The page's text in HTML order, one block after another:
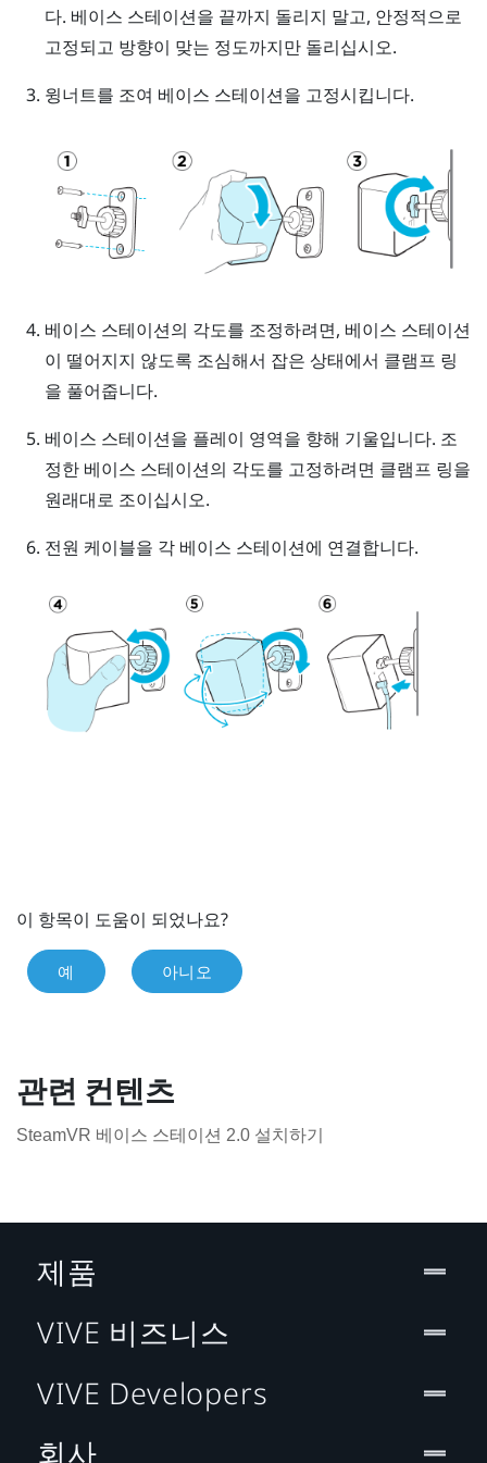
다. 베이스 스테이션을 끝까지 돌리지 말고, 안정적으로
고정되고 방향이 맞는 정도까지만 돌리십시오.
윙너트를 조여 베이스 스테이션을 고정시킵니다.
베이스 스테이션의 각도를 조정하려면, 베이스 스테이션
이 떨어지지 않도록 조심해서 잡은 상태에서 클램프 링
을 풀어줍니다.
베이스 스테이션을 플레이 영역을 향해 기울입니다. 조
정한 베이스 스테이션의 각도를 고정하려면 클램프 링을
원래대로 조이십시오.
전원 케이블을 각 베이스 스테이션에 연결합니다.
이 항목이 도움이 되었나요?
예 아니오
관련 컨텐츠
SteamVR 베이스 스테이션 2.0 설치하기
제품
VIVE 비즈니스
VIVE Developers
회사